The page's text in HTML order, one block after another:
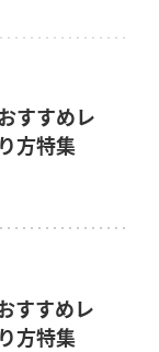
すすめレ
方特集
すすめレ
方特集